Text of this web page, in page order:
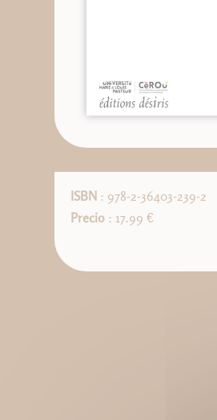
ISBN : 978-2-36403-239-2
Precio: 17.99 €